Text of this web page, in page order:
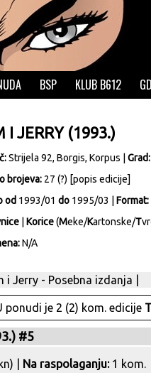
BSP KLUB B612
I JERRY (1993.)
Strijela 92, Borgis, Korpus
brojeva: 27 (?) [popis edicije]
od 1993/01 do 1995/03 | Format:
Korice(Meke/Kartonske/T
N/A
i Jerry - Posebna izdanja
ponudi je 2 (2) kom. edicije
#5
| Na raspolaganju:1 kom.